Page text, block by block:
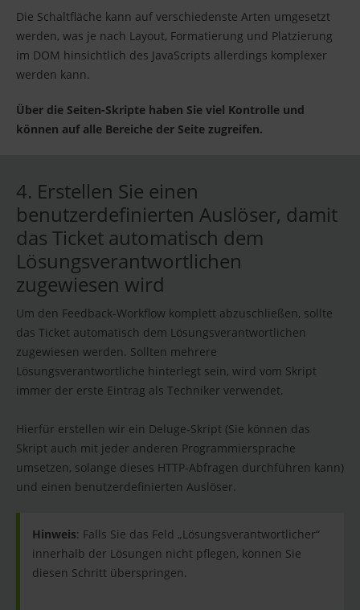
Die Schaltfläche kann auf verschiedenste Arten umgesetzt
werden, was je nach Layout, Formatierung und Platzierung
im DOM hinsichtlich des JavaScripts allerdings komplexer
werden kann.
Über die Seiten-Skripte haben Sie viel Kontrolle und
können auf alle Bereiche der Seite zugreifen.
4. Erstellen Sie einen
benutzerdefinierten Auslöser, damit
das Ticket automatisch dem
Lösungsverantwortlichen
zugewiesen wird
Um den Feedback-Workflow komplett abzuschließen, sollte
das Ticket automatisch dem Lösungsverantwortlichen
zugewiesen werden. Sollten mehrere
Lösungsverantwortliche hinterlegt sein, wird vom Skript
immer der erste Eintrag als Techniker verwendet.
Hierfür erstellen wir ein Deluge-Skript (Sie können das
Skript auch mit jeder anderen Programmiersprache
umsetzen, solange dieses HTTP-Abfragen durchführen kann)
und einen benutzerdefinierten Auslöser.
Hinweis: Falls Sie das Feld „Lösungsverantwortlicher“
innerhalb der Lösungen nicht pflegen, können Sie
diesen Schritt überspringen.